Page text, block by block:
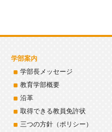
学部案内
学部長メッセージ
教育学部概要
沿革
取得できる教員免許状
三つの方針（ポリシー）